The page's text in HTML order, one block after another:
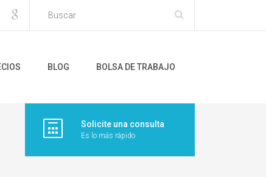
BLOG BOLSA DE TRABAJO
Solicite una consulta
Es lo más rápido